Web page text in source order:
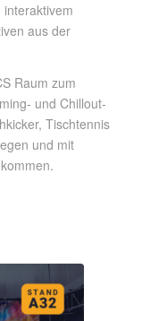
aus der
Raum zum
und Chillout-
Tischtennis
und mit